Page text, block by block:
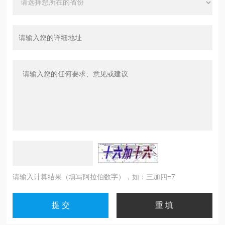
请输入计算结果（填写阿拉伯数字），如：三加四=7